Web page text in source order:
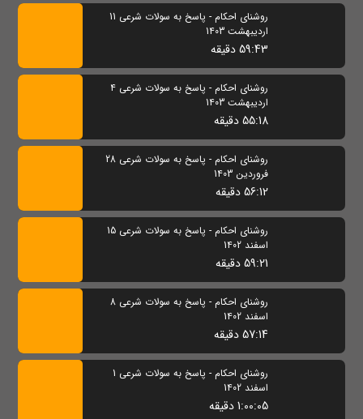
روشنای احکام - پاسخ به سولات شرعی 11
اردیبهشت 1403
59:43 دقیقه
روشنای احکام - پاسخ به سولات شرعی 4
اردیبهشت 1403
55:18 دقیقه
روشنای احکام - پاسخ به سولات شرعی 28
فروردین 1403
56:12 دقیقه
روشنای احکام - پاسخ به سولات شرعی 15
اسفند 1402
59:21 دقیقه
روشنای احکام - پاسخ به سولات شرعی 8
اسفند 1402
57:14 دقیقه
روشنای احکام - پاسخ به سولات شرعی 1
اسفند 1402
1:00:05 دقیقه